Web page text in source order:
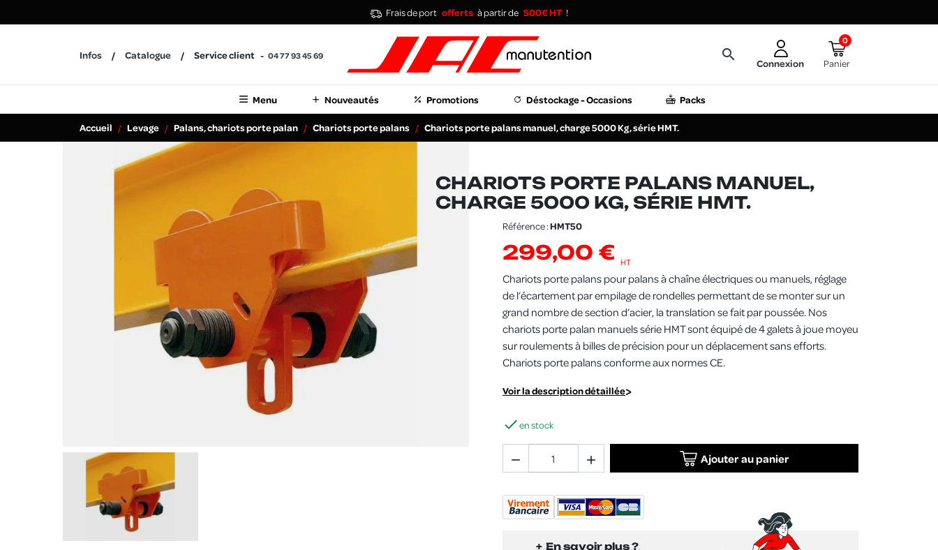
Frais de port offerts à partir de 500€ HT !
Infos Catalogue Service client 04 77 93 45 69 search
Connexion
0
Panier
Menu Nouveautés Promotions Déstockage - Occasions Packs
Accueil Levage Palans, chariots porte palan Chariots porte palans Chariots porte palans manuel, charge 5000 Kg, série HMT.
CHARIOTS PORTE PALANS MANUEL,
CHARGE 5000 KG, SÉRIE HMT.
Référence :HMT50
299,00 € HT
Chariots porte palans pour palans à chaîne électriques ou manuels, réglage
de l’écartement par empilage de rondelles permettant de se monter sur un
grand nombre de section d’acier, la translation se fait par poussée. Nos
chariots porte palan manuels série HMT sont équipé de 4 galets à joue moyeu
sur roulements à billes de précision pour un déplacement sans efforts.
Chariots porte palans conforme aux normes CE.
Voir la description détaillée
en stock
  Ajouter au panier
En savoir plus ?